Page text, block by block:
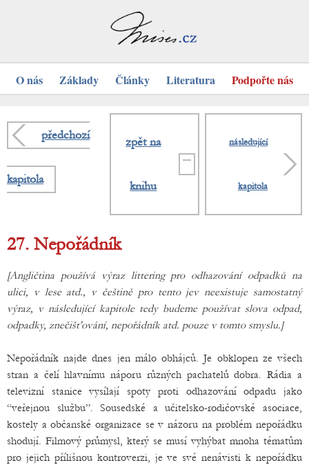
O nás Základy Články Literatura Podpořte nás
předchozí
kapitola
zpět na
knihu
následující
kapitola
27. Nepořádník
[Angličtina používá výraz littering pro odhazování odpadků na
ulici, v lese atd., v češtině pro tento jev neexistuje samostatný
výraz, v následující kapitole tedy budeme používat slova odpad,
odpadky, znečišťování, nepořádník atd. pouze v tomto smyslu.]
Nepořádník najde dnes jen málo obhájců. Je obklopen ze všech
stran a čelí hlavnímu náporu různých pachatelů dobra. Rádia a
televizní stanice vysílají spoty proti odhazování odpadu jako
“veřejnou službu”. Sousedské a učitelsko-rodičovské asociace,
kostely a občanské organizace se v názoru na problém nepořádku
shodují. Filmový průmysl, který se musí vyhýbat mnoha tématům
pro jejich přílišnou kontroverzi, je ve své nenávisti k nepořádku